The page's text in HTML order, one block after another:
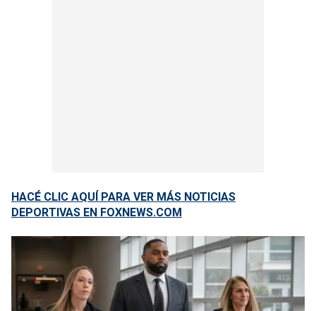
HACÉ CLIC AQUÍ PARA VER MÁS NOTICIAS
DEPORTIVAS EN FOXNEWS.COM